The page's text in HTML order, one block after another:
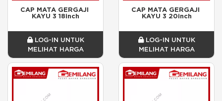
CAP MATA GERGAJI
KAYU 3 18inch
LOG-IN UNTUK
MELIHAT HARGA
CAP MATA GERGAJI
KAYU 3 20inch
LOG-IN UNTUK
MELIHAT HARGA